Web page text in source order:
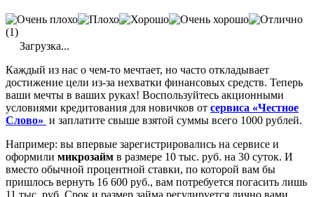
(1)
Загрузка...
Каждый из нас о чем-то мечтает, но часто откладывает
достижение цели из-за нехватки финансовых средств. Теперь
ваши мечты в ваших руках! Воспользуйтесь акционными
условиями кредитования для новичков от сервиса «Честное
Слово» и заплатите свыше взятой суммы всего 1000 рублей.
Например: вы впервые зарегистрировались на сервисе и
оформили микрозайм в размере 10 тыс. руб. на 30 суток. И
вместо обычной процентной ставки, по которой вам бы
пришлось вернуть 16 600 руб., вам потребуется погасить лишь
11 тыс. руб. Срок и размер займа регулируется лично вами.